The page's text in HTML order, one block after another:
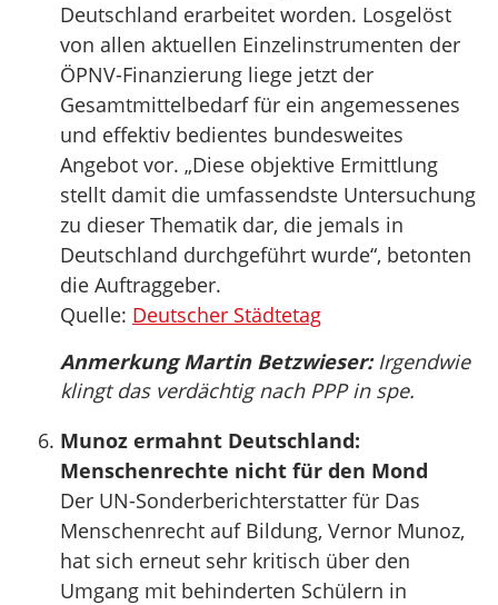
Deutschland erarbeitet worden. Losgelöst
von allen aktuellen Einzelinstrumenten der
ÖPNV-Finanzierung liege jetzt der
Gesamtmittelbedarf für ein angemessenes
und effektiv bedientes bundesweites
Angebot vor. „Diese objektive Ermittlung
stellt damit die umfassendste Untersuchung
zu dieser Thematik dar, die jemals in
Deutschland durchgeführt wurde“, betonten
die Auftraggeber.
Quelle: Deutscher Städtetag
Anmerkung Martin Betzwieser:Irgendwie
klingt das verdächtig nach PPP in spe.
Munoz ermahnt Deutschland:
Menschenrechte nicht für den Mond
Der UN-Sonderberichterstatter für Das
Menschenrecht auf Bildung, Vernor Munoz,
hat sich erneut sehr kritisch über den
Umgang mit behinderten Schülern in